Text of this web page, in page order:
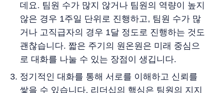
데요. 팀원 수가 많지 않거나 팀원의 역량이 높지
않은 경우 1주일 단위로 진행하고, 팀원 수가 많
거나 고직급자의 경우 1달 정도로 진행하는 것도
괜찮습니다. 짧은 주기의 원온원은 미래 중심으
로 대화를 나눌 수 있는 장점이 생깁니다.
정기적인 대화를 통해 서로를 이해하고 신뢰를
쌓을 수 있습니다. 리더십의 핵심은 팀원의 지지